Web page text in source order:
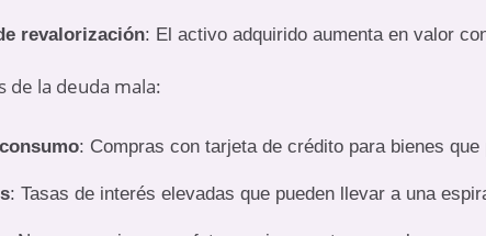
revalorización: El activo adquirido aumenta en valor
de la deuda mala:
: Compras con tarjeta de crédito para bienes que
: Tasas de interés elevadas que pueden llevar a una